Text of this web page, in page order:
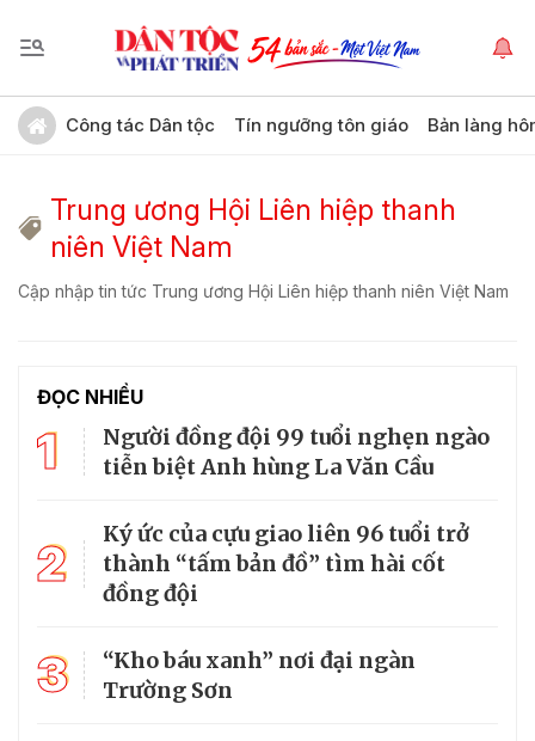
Công tác Dân tộc Tín ngưỡng tôn giáo Bản làng
Trung ương Hội Liên hiệp thanh
niên Việt Nam
Cập nhập tin tức Trung ương Hội Liên hiệp thanh niên Việt Nam
ĐỌC NHIỀU
1
Người đồng đội 99 tuổi nghẹn ngào
tiễn biệt Anh hùng La Văn Cầu
2
Ký ức của cựu giao liên 96 tuổi trở
thành “tấm bản đồ” tìm hài cốt
đồng đội
3
“Kho báu xanh” nơi đại ngàn
Trường Sơn